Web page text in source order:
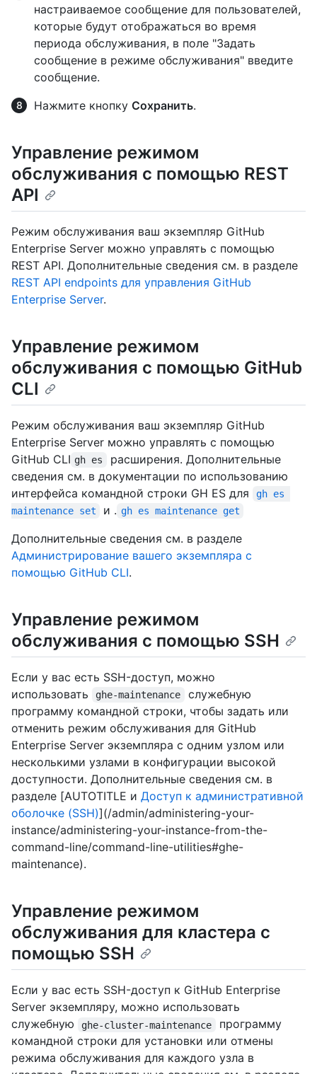
настраиваемое сообщение для пользователей,
которые будут отображаться во время
периода обслуживания, в поле "Задать
сообщение в режиме обслуживания" введите
сообщение.
Нажмите кнопку Сохранить.
Управление режимом
обслуживания с помощью REST
API
Режим обслуживания ваш экземпляр GitHub
Enterprise Server можно управлять с помощью
REST API. Дополнительные сведения см. в разделе
REST API endpoints для управления GitHub
Enterprise Server.
Управление режимом
обслуживания с помощью GitHub
CLI
Режим обслуживания ваш экземпляр GitHub
Enterprise Server можно управлять с помощью
GitHub CLI gh es
расширения. Дополнительные
сведения см. в документации по использованию
интерфейса командной строки GH ES для
gh es
maintenance set
и . gh es maintenance get
Дополнительные сведения см. в разделе
Администрирование вашего экземпляра с
помощью GitHub CLI.
Управление режимом
обслуживания с помощью SSH
Если у вас есть SSH-доступ, можно
использовать
ghe-maintenance
служебную
программу командной строки, чтобы задать или
отменить режим обслуживания для GitHub
Enterprise Server экземпляра с одним узлом или
несколькими узлами в конфигурации высокой
доступности. Дополнительные сведения см. в
разделе [AUTOTITLE и Доступ к административной
оболочке (SSH)](/admin/administering-your-
instance/administering-your-instance-from-the-
command-line/command-line-utilities#ghe-
maintenance).
Управление режимом
обслуживания для кластера с
помощью SSH
Если у вас есть SSH-доступ к GitHub Enterprise
Server экземпляру, можно использовать
служебную
ghe-cluster-maintenance
программу
командной строки для установки или отмены
режима обслуживания для каждого узла в